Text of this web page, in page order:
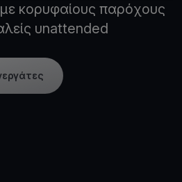
κορυφαίους παρόχους
unattended